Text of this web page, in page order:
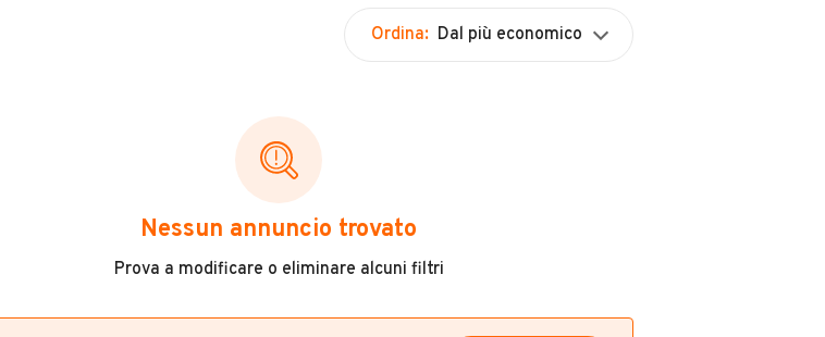
Ordina: Dal più economico
Nessun annuncio trovato
Prova a modificare o eliminare alcuni filtri